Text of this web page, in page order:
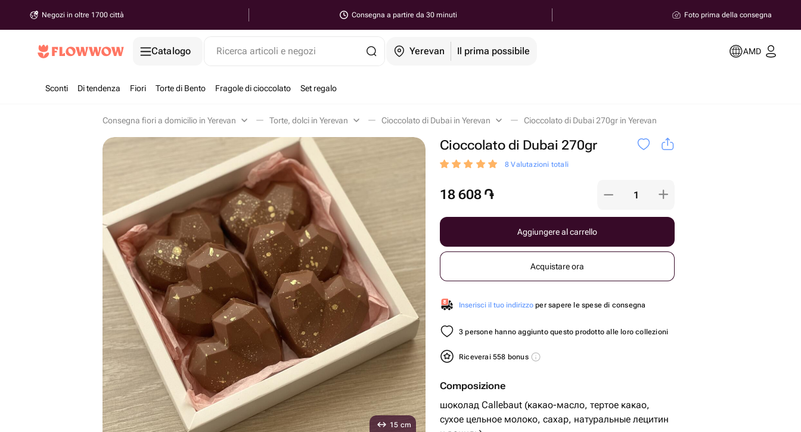
Negozi in oltre 1700 città Consegna a partire da 30 minuti Foto prima della consegna
Catalogo Ricerca articoli e negozi Yerevan Il prima possibile AMD
Sconti Di tendenza Fiori Torte di Bento Fragole di cioccolato Set regalo
Consegna fiori a domicilio in Yerevan Torte, dolci in Yerevan Cioccolato di Dubai in Yerevan Cioccolato di Dubai 270gr in Yerevan
Cioccolato di Dubai 270gr
8 Valutazioni totali
18 608 ֏
Aggiungere al carrello
Acquistare ora
Inserisci il tuo indirizzo per sapere le spese di consegna
3 persone hanno aggiunto questo prodotto alle loro collezioni
Riceverai 558 bonus
Composizione
шоколад Callebaut (какао-масло, тертое какао,
сухое цельное молоко, сахар, натуральные лецитин
15 cm